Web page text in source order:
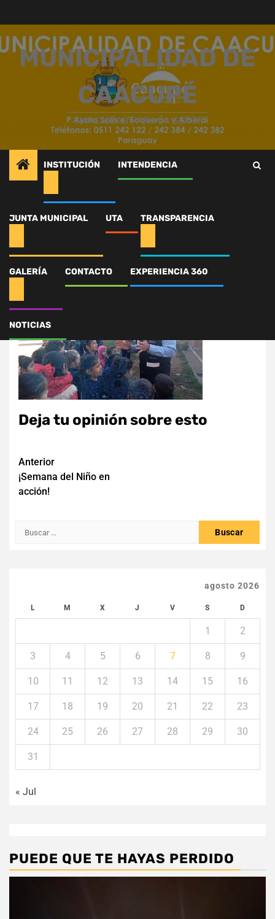
contenido
MUNICIPALIDAD DE
CAACUPÉ
UNA CIUDAD PARA LA GENTE
INSTITUCIÓN INTENDENCIA
JUNTA MUNICIPAL UTA TRANSPARENCIA
GALERÍA CONTACTO EXPERIENCIA 360
NOTICIAS
Deja tu opinión sobre esto
Navegación
de
Anterior
¡Semana del Niño en
acción!
Buscar:
agosto 2026
L M X J V S D
1 2
3 4 5 6 7 8 9
10 11 12 13 14 15 16
17 18 19 20 21 22 23
24 25 26 27 28 29 30
31
« Jul
PUEDE QUE TE HAYAS PERDIDO